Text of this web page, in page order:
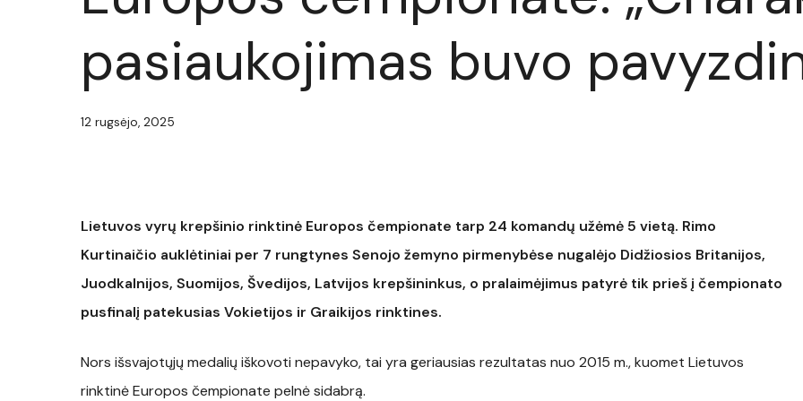
pasiaukojimas buvo
12 rugsėjo, 2025
Lietuvos vyrų krepšinio rinktinė Europos čempionate tarp 24 komandų užėmė 5 vietą. Rimo
Kurtinaičio auklėtiniai per 7 rungtynes Senojo žemyno pirmenybėse nugalėjo Didžiosios Britanijos,
Juodkalnijos, Suomijos, Švedijos, Latvijos krepšininkus, o pralaimėjimus patyrė tik prieš į čempionato
pusfinalį patekusias Vokietijos ir Graikijos rinktines.
Nors išsvajotųjų medalių iškovoti nepavyko, tai yra geriausias rezultatas nuo 2015 m., kuomet Lietuvos
rinktinė Europos čempionate pelnė sidabrą.